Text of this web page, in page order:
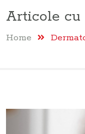
Articole cu
Home